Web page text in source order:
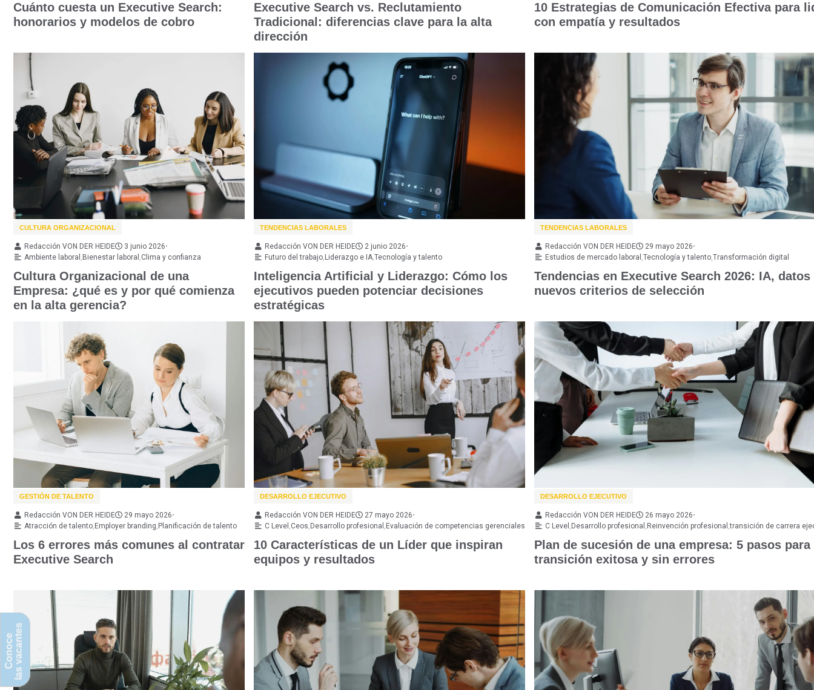
Cuánto cuesta un Executive Search:
honorarios y modelos de cobro
Executive Search vs. Reclutamiento
Tradicional: diferencias clave para la alta
dirección
10 Estrategias de Comunicación Efectiva para
con empatía y resultados
CULTURA ORGANIZACIONAL
Cultura Organizacional de una
Empresa: ¿qué es y por qué comienza
en la alta gerencia?
Redacción VON DER HEIDE 3 junio 2026•
Ambiente laboral , Bienestar laboral ,Clima y confianza
TENDENCIAS LABORALES
Inteligencia Artificial y Liderazgo: Cómo los
ejecutivos pueden potenciar decisiones
estratégicas
Redacción VON DER HEIDE 2 junio 2026•
Futuro del trabajo, Liderazgo e IA,Tecnología y talento
TENDENCIAS LABORALES
Tendencias en Executive Search 2026: IA, datos
nuevos criterios de selección
Redacción VON DER HEIDE 29 mayo 2026•
Estudios de mercado laboral ,Tecnología y talento,Transformación digital
GESTIÓN DE TALENTO
Los 6 errores más comunes al contratar
Executive Search
Redacción VON DER HEIDE 29 mayo 2026•
Atracción de talento, Employer branding, Planificación de talento
DESARROLLO EJECUTIVO
10 Características de un Líder que inspiran
equipos y resultados
Redacción VON DER HEIDE 27 mayo 2026•
C Level ,Ceos, Desarrollo profesional , Evaluación de competencias gerenciales
DESARROLLO EJECUTIVO
Plan de sucesión de una empresa: 5 pasos para
transición exitosa y sin errores
Redacción VON DER HEIDE 26 mayo 2026•
C Level , Desarrollo profesional , Reinvención profesional ,transición de carrera
Conocelas vacantes